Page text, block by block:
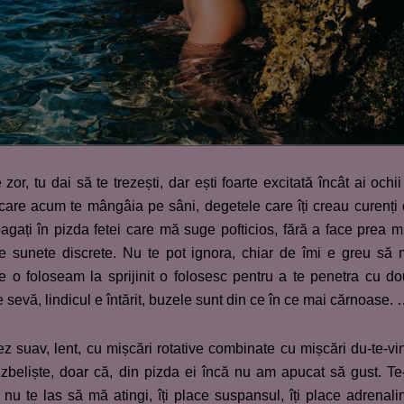
tu dai să te trezești, dar ești foarte excitată încât ai
acum te mângâia pe sâni, degetele care îți creau curenți
în pizda fetei care mă suge pofticios, fără a face prea
sunete discrete. Nu te pot ignora, chiar de îmi e greu să
o foloseam la sprijinit o folosesc pentru a te penetra cu
sevă, lindicul e întărit, buzele sunt din ce în ce mai cărnoase.
suav, lent, cu mișcări rotative combinate cu mișcări du-te-
doar că, din pizda ei încă nu am apucat să gust.
te las să mă atingi, îți place suspansul, îți place